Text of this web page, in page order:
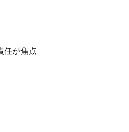
任が焦点